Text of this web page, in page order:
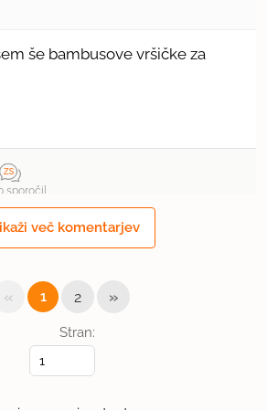
še bambusove vršičke za
sporočil
smo jedli kuskus in kombinacija je
več komentarjev
Stran:
« 1 2 »